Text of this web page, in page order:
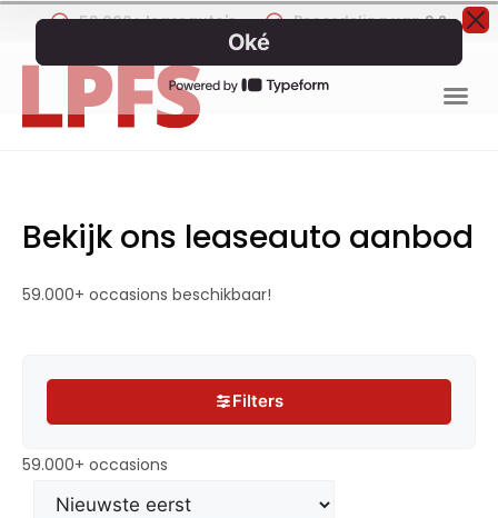
59.000+ leaseauto's Beoordeling van9.2
Bekijk ons leaseauto aanbod
59.000+ occasions beschikbaar!
Filters
59.000+ occasions
Merk
59.000+ occasions